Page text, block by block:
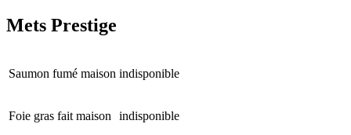
Mets Prestige
Saumon fumé maison indisponible
Foie gras fait maison indisponible